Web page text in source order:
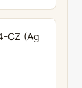
CZ (Ag